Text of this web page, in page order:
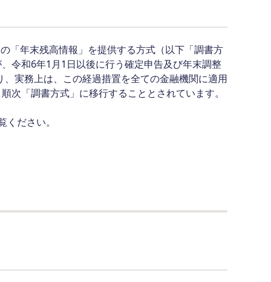
「年末残高情報」を提供する方式（以下「調書方
令和6年1月1日以後に行う確定申告及び年末調整
実務上は、この経過措置を全ての金融機関に適用
「調書方式」に移行することとされています。
ください。